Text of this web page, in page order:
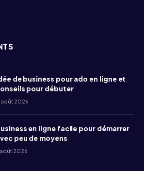
de business pour ado en ligne et
pour débuter
août 2026
en ligne facile pour démarrer
peu de moyens
2026